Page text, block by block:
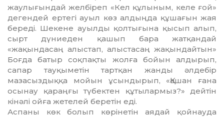
жаулығындай желбіреп «Кел құлы­ным, келе ғой»
дегендей ертегі ауыл көз алдыңда құшағын жая
береді. Шекене ауылды қолтығына қысып алып,
сырт дүниеден қашып бара жатқандай
«жақындасаң алыстап, алыс­тасаң жақындайтын»
Боғда батыр соқпақты жолға бойын ал­ды­рып,
сапар тауқыметін тартқан жан­ды әлдебір
мазасыздыққа мойын ұсын­дырып, «Қашан ғана
осынау қа­раңғы түбектен құтылармыз?» дей­тін
кінәлі ойға жетелей беретін еді.
Аспаны көк болып көрінетін аядай қойнауда